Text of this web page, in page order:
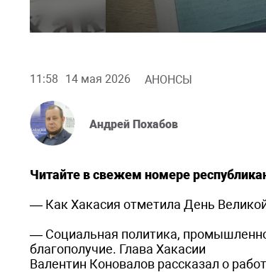
11:58 14 мая 2026 АНОНСЫ
Андрей Похабов
Читайте в свежем номере
— Как Хакасия отметила День
— Социальная политика,
благополучие. Глава Хакасии
Валентин Коновалов рассказал о